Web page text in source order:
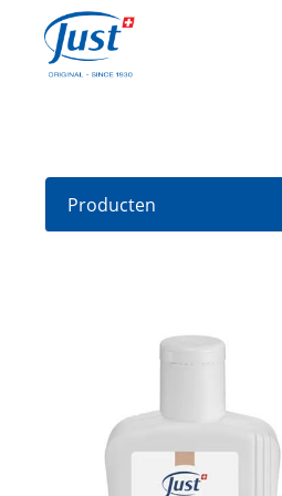
Consulente
Gids
Producten
Haarverzorging